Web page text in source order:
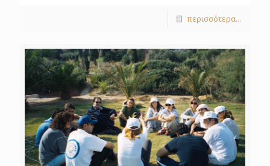
περισσότερα...